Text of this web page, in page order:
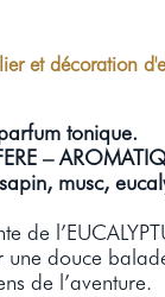
et décoration
tonique.
–
musc,
de
une douce
de l’aventure.